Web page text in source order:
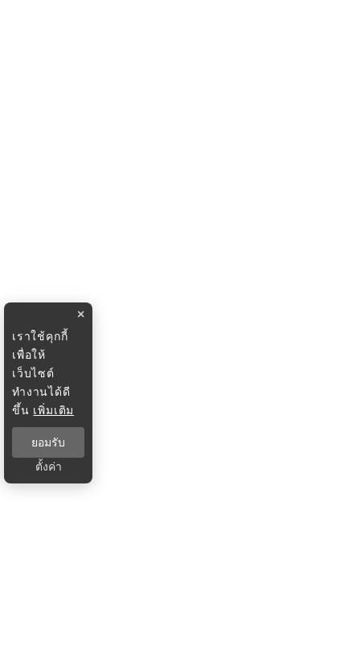
×
เราใช้คุกกี้
เพื่อให้
เว็บไซต์
ทำงานได้ดี
ขึ้น เพิ่มเติม
ยอมรับ
ตั้งค่า